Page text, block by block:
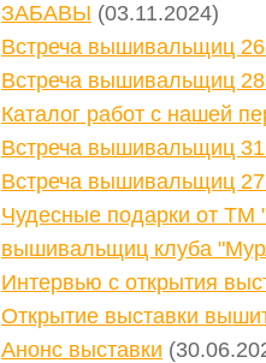
ЗАБАВЫ (03.11.2024)
Встреча вышивальщиц
Встреча вышивальщиц
Каталог работ с нашей
Встреча вышивальщиц
Встреча вышивальщиц
Чудесные подарки от ТМ
вышивальщиц клуба
Интервью с открытия
Открытие выставки
Анонс выставки